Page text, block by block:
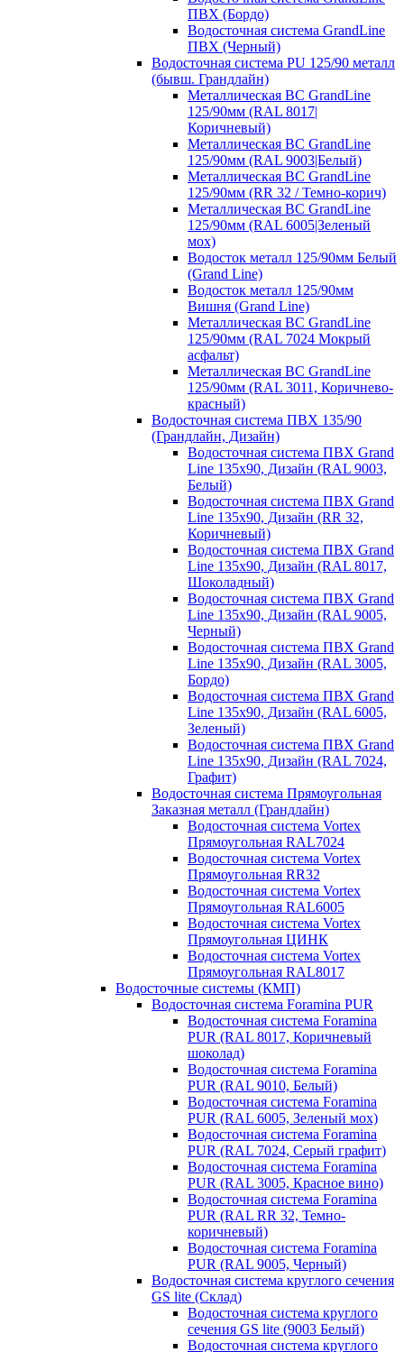
ПВХ (Бордо)
Водосточная система GrandLine
ПВХ (Черный)
Водосточная система PU 125/90 металл
(бывш. Грандлайн)
Металлическая ВС GrandLine
125/90мм (RAL 8017|
Коричневый)
Металлическая ВС GrandLine
125/90мм (RAL 9003|Белый)
Металлическая ВС GrandLine
125/90мм (RR 32 / Темно-корич)
Металлическая ВС GrandLine
125/90мм (RAL 6005|Зеленый
мох)
Водосток металл 125/90мм Белый
(Grand Line)
Водосток металл 125/90мм
Вишня (Grand Line)
Металлическая ВС GrandLine
125/90мм (RAL 7024 Мокрый
асфальт)
Металлическая ВС GrandLine
125/90мм (RAL 3011, Коричнево-
красный)
Водосточная система ПВХ 135/90
(Грандлайн, Дизайн)
Водосточная система ПВХ Grand
Line 135х90, Дизайн (RAL 9003,
Белый)
Водосточная система ПВХ Grand
Line 135х90, Дизайн (RR 32,
Коричневый)
Водосточная система ПВХ Grand
Line 135х90, Дизайн (RAL 8017,
Шоколадный)
Водосточная система ПВХ Grand
Line 135х90, Дизайн (RAL 9005,
Черный)
Водосточная система ПВХ Grand
Line 135х90, Дизайн (RAL 3005,
Бордо)
Водосточная система ПВХ Grand
Line 135х90, Дизайн (RAL 6005,
Зеленый)
Водосточная система ПВХ Grand
Line 135х90, Дизайн (RAL 7024,
Графит)
Водосточная система Прямоугольная
Заказная металл (Грандлайн)
Водосточная система Vortex
Прямоугольная RAL7024
Водосточная система Vortex
Прямоугольная RR32
Водосточная система Vortex
Прямоугольная RAL6005
Водосточная система Vortex
Прямоугольная ЦИНК
Водосточная система Vortex
Прямоугольная RAL8017
Водосточные системы (КМП)
Водосточная система Foramina PUR
Водосточная система Foramina
PUR (RAL 8017, Коричневый
шоколад)
Водосточная система Foramina
PUR (RAL 9010, Белый)
Водосточная система Foramina
PUR (RAL 6005, Зеленый мох)
Водосточная система Foramina
PUR (RAL 7024, Серый графит)
Водосточная система Foramina
PUR (RAL 3005, Красное вино)
Водосточная система Foramina
PUR (RAL RR 32, Темно-
коричневый)
Водосточная система Foramina
PUR (RAL 9005, Черный)
Водосточная система круглого сечения
GS lite (Склад)
Водосточная система круглого
сечения GS lite (9003 Белый)
Водосточная система круглого